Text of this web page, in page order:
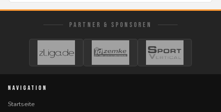
PARTNER & SPONSOREN
NAVIGATION
Startseite